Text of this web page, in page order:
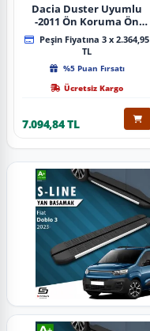
Dacia Duster Uyumlu
-2011 Ön Koruma Ön
Tekli Koruma
Peşin Fiyatına 3 x 2.364,95
TL
%5 Puan Fırsatı
Ücretsiz Kargo
7.094,84 TL